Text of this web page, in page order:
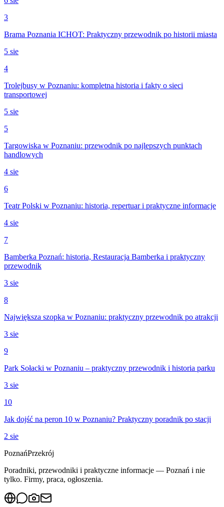
3
Brama Poznania ICHOT: Praktyczny przewodnik po historii miasta
5 sie
4
Trolejbusy w Poznaniu: kompletna historia i fakty o sieci
transportowej
5 sie
5
Targowiska w Poznaniu: przewodnik po najlepszych punktach
handlowych
4 sie
6
Teatr Polski w Poznaniu: historia, repertuar i praktyczne informacje
4 sie
7
Bamberka Poznań: historia, Restauracja Bamberka i praktyczny
przewodnik
3 sie
8
Największa szopka w Poznaniu: praktyczny przewodnik po atrakcji
3 sie
9
Park Sołacki w Poznaniu – praktyczny przewodnik i historia parku
3 sie
10
Jak dojść na peron 10 w Poznaniu? Praktyczny poradnik po stacji
2 sie
PoznańPrzekrój
Poradniki, przewodniki i praktyczne informacje — Poznań i nie
tylko. Firmy, praca, ogłoszenia.